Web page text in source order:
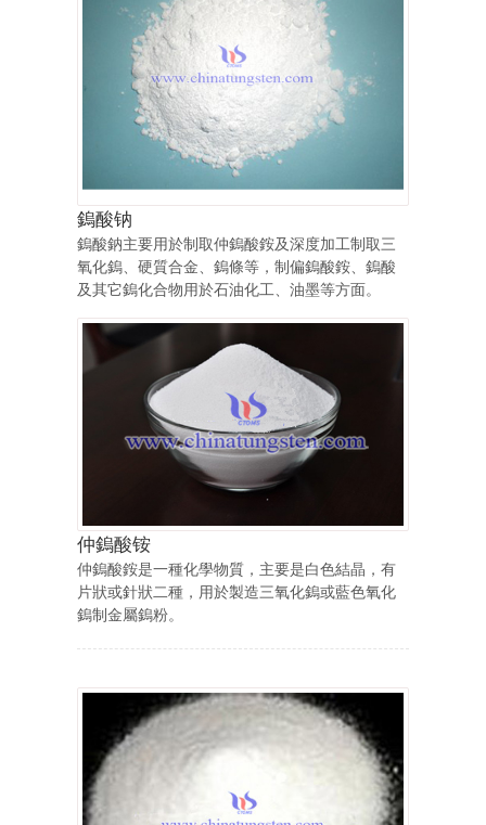
鎢酸钠
鎢酸鈉主要用於制取仲鎢酸銨及深度加工制取三
氧化鎢、硬質合金、鎢條等，制偏鎢酸銨、鎢酸
及其它鎢化合物用於石油化工、油墨等方面。
仲鎢酸铵
仲鎢酸銨是一種化學物質，主要是白色結晶，有
片狀或針狀二種，用於製造三氧化鎢或藍色氧化
鎢制金屬鎢粉。